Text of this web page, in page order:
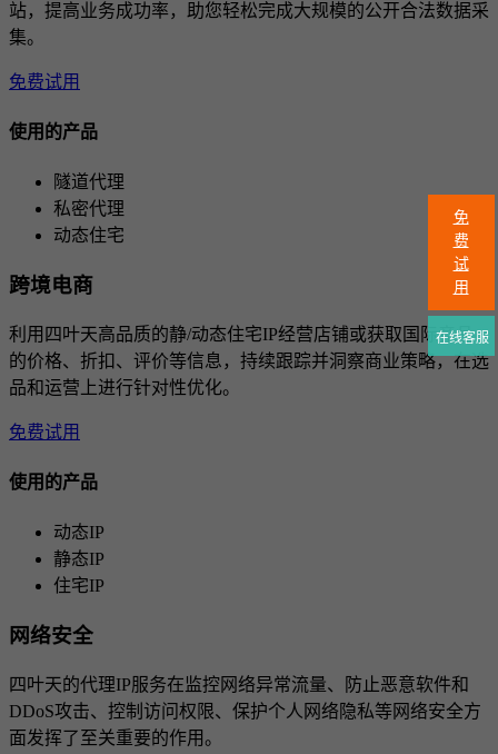
站，提高业务成功率，助您轻松完成大规模的公开合法数据采
集。
免费试用
使用的产品
隧道代理
私密代理
动态住宅
跨境电商
利用四叶天高品质的静/动态住宅IP经营店铺或获取国际竞品
的价格、折扣、评价等信息，持续跟踪并洞察商业策略，在选
品和运营上进行针对性优化。
免费试用
使用的产品
动态IP
静态IP
住宅IP
网络安全
四叶天的代理IP服务在监控网络异常流量、防止恶意软件和
DDoS攻击、控制访问权限、保护个人网络隐私等网络安全方
面发挥了至关重要的作用。
免
费
试
用
在线客服